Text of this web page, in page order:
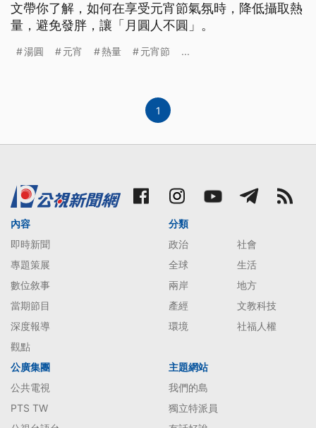
文帶你了解，如何在享受元宵節氣氛時，降低攝取熱
量，避免發胖，讓「月圓人不圓」。
湯圓 元宵 熱量 元宵節 ...
1
內容
即時新聞
專題策展
數位敘事
當期節目
深度報導
觀點
分類
政治
社會
全球
生活
兩岸
地方
產經
文教科技
環境
社福人權
公廣集團
公共電視
PTS TW
主題網站
我們的島
獨立特派員